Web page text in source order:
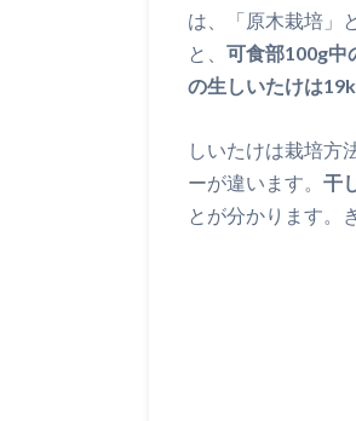
は、「原木栽培」
と、 可食部100g中
の生しいたけは
しいたけは栽培方
ーが違います。 干
とが分かります。